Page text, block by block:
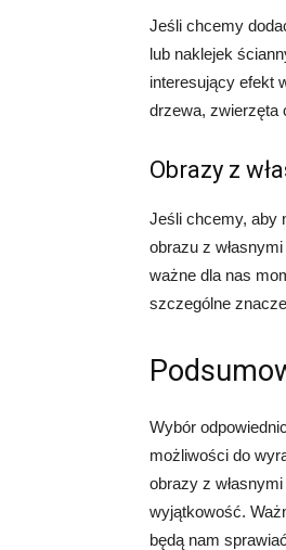
Jeśli chcemy
lub naklejek
interesujący efekt
drzewa, zwierzęta
Obrazy z
Jeśli chcemy, aby
obrazu z
ważne dla nas
szczególne
Wybór
możliwości do
obrazy z
wyjątkowość.
będą nam